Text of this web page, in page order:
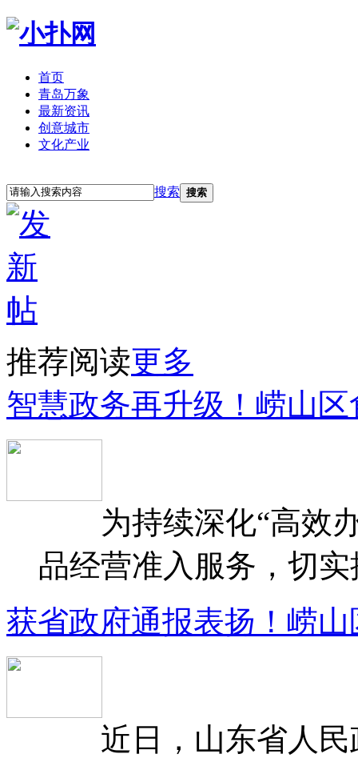
首页
青岛万象
最新资讯
创意城市
文化产业
搜索 搜索
推荐阅读更多
智慧政务再升级！崂山
为持续深化“高效办
品经营准入服务，切
获省政府通报表扬！崂
近日，山东省人民